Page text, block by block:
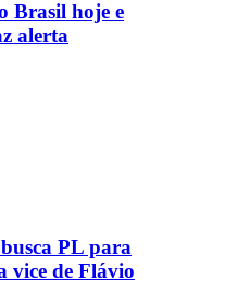
Brasil hoje e
alerta
PL para
vice de Flávio